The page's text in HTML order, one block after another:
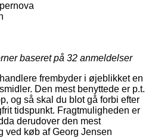
baseret på 32 anmeldelser
frembyder i øjeblikket en
Den mest benyttede er p.t.
og så skal du blot gå forbi efter
tidspunkt. Fragtmuligheden er
derudover den mest
ved køb af Georg Jensen